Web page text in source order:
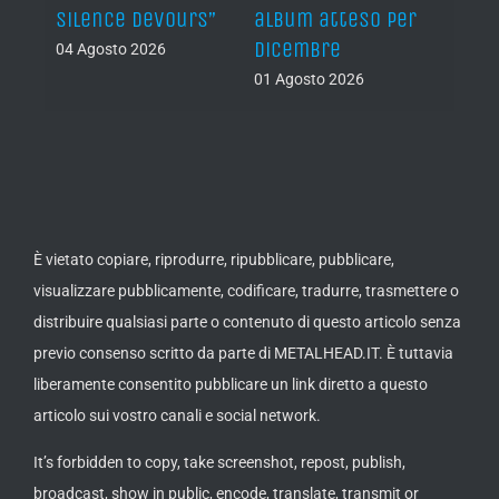
atteso per
del prossimo album
31 Luglio 2026
atteso per
04 Agosto 2026
È vietato copiare, riprodurre, ripubblicare, pubblicare,
visualizzare pubblicamente, codificare, tradurre, trasmettere o
distribuire qualsiasi parte o contenuto di questo articolo senza
previo consenso scritto da parte di METALHEAD.IT. È tuttavia
liberamente consentito pubblicare un link diretto a questo
articolo sui vostro canali e social network.
It’s forbidden to copy, take screenshot, repost, publish,
broadcast, show in public, encode, translate, transmit or